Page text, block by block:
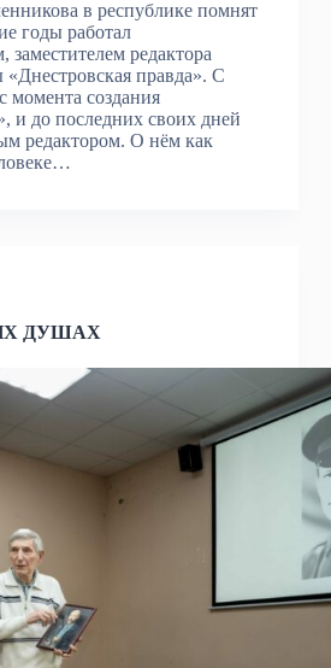
в республике помнят
годы работал
заместителем редактора
«Днестровская правда». С
момента создания
и до последних своих дней
редактором. О нём как
ДУШАХ